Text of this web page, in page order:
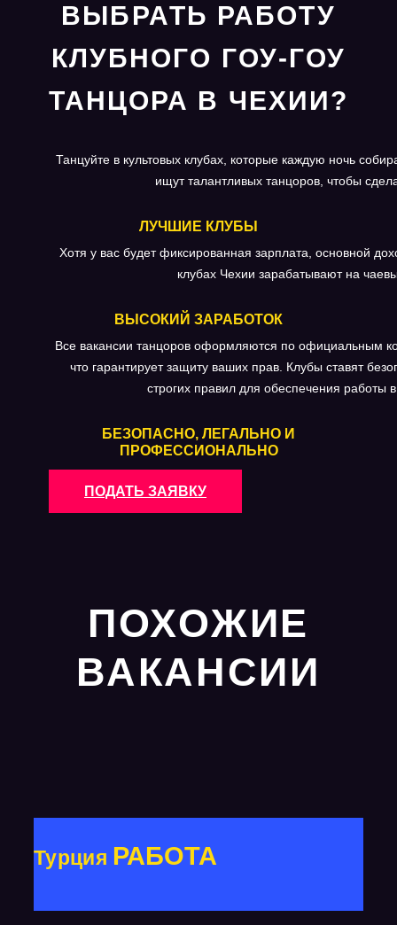
ВЫБРАТЬ РАБОТУ
КЛУБНОГО ГОУ-ГОУ
ТАНЦОРА В ЧЕХИИ?
Танцуйте в культовых клубах, которые каждую ночь
ищут талантливых танцоров, чтобы
ЛУЧШИЕ КЛУБЫ
Хотя у вас будет фиксированная зарплата, основной
клубах Чехии зарабатывают на
ВЫСОКИЙ ЗАРАБОТОК
Все вакансии танцоров оформляются по официальным
что гарантирует защиту ваших прав. Клубы ставят
строгих правил для обеспечения
БЕЗОПАСНО, ЛЕГАЛЬНО И
ПРОФЕССИОНАЛЬНО
ПОДАТЬ ЗАЯВКУ
ПОХОЖИЕ
ВАКАНСИИ
Турция РАБОТА